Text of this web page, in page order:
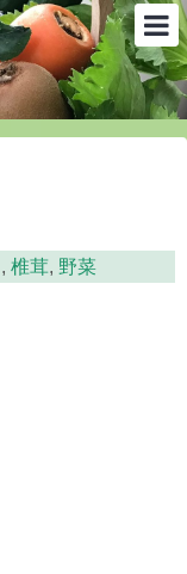
,椎茸, 野菜